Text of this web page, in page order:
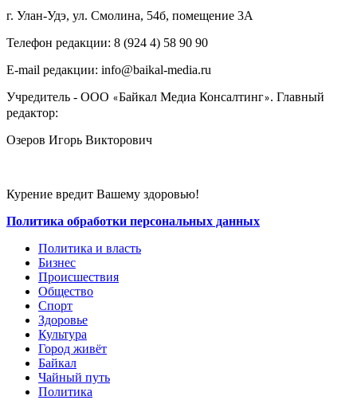
г. Улан-Удэ, ул. Смолина, 54б, помещение 3А
Телефон редакции: ‎‎8 (924 4) 58 90 90
E-mail редакции: info@baikal-media.ru
Учредитель - ООО «Байкал Медиа Консалтинг». Главный
редактор:
Озеров Игорь Викторович
Курение вредит Вашему здоровью!
Политика обработки персональных данных
Политика и власть
Бизнес
Происшествия
Общество
Cпорт
Здоровье
Культура
Город живёт
Байкал
Чайный путь
Политика